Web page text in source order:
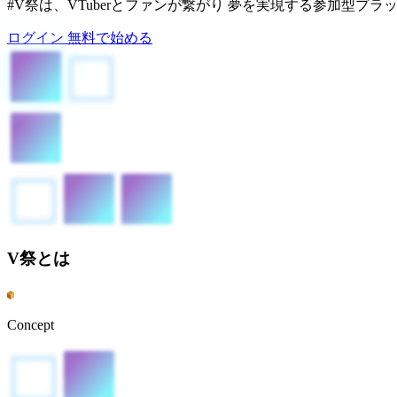
#V祭は、VTuberとファンが繋がり 夢を実現する参加型プラ
ログイン 無料で始める
V祭とは
Concept